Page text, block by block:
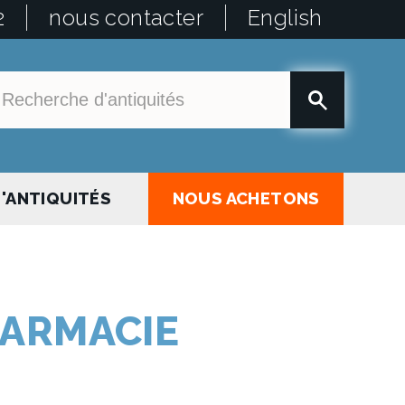
nous contacter English
NOUS ACHETONS